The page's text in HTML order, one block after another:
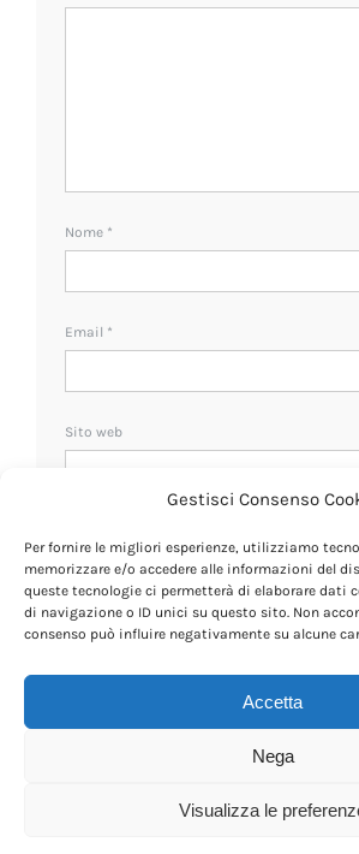
Gestisci Consenso
Per fornire le migliori esperienze, utilizziamo
memorizzare e/o accedere alle informazioni del
queste tecnologie ci permetterà di elaborare dati
di navigazione o ID unici su questo sito. Non
consenso può influire negativamente su alcune
Accetta
Nega
Visualizza le
Nome *
Email *
Sito web